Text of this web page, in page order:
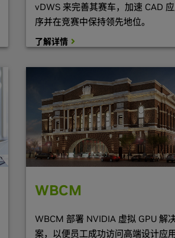
vDWS 来完善其赛车，加速 CAD
序并在竞赛中保持领先地位。
了解详情
WBCM
WBCM 部署 NVIDIA 虚拟 GPU 解
案，以便员工成功访问高端设计应